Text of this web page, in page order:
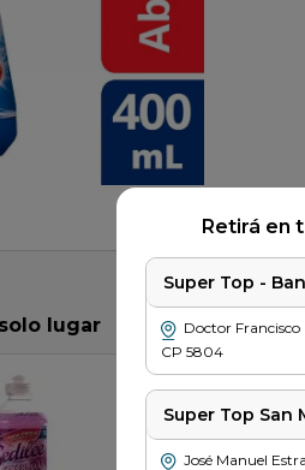
Retirá en
Super Top -
Doctor
CP 5804
Super Top San
José Manuel
lugar